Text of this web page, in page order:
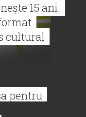
15 ani.
cultural
pentru